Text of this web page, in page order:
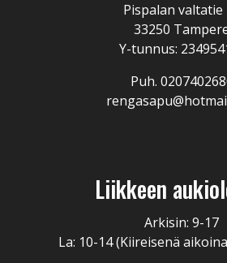
Pispalan valtatie
33250
Y-tunnus:
Puh.
Liikkeen
Arkisin: 9-17
La: 10-14 (Kiireisenä